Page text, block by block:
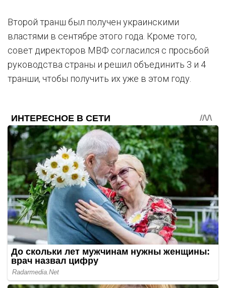
Второй транш был получен украинскими
властями в сентябре этого года. Кроме того,
совет директоров МВФ согласился с просьбой
руководства страны и решил объединить 3 и 4
транши, чтобы получить их уже в этом году.